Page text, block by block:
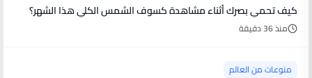
كيف تحمي بصرك أثناء مشاهدة كسوف الشمس الكلي هذا الشهر؟
منذ 36 دقيقة
منوعات من العالم